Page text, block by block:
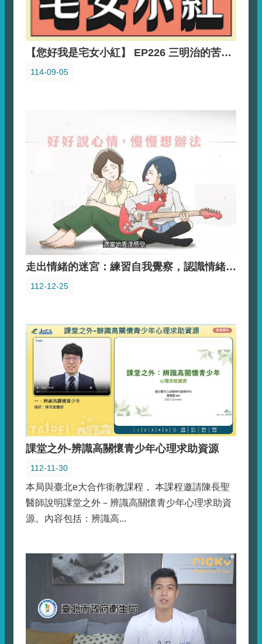
【您好我是宅女小紅】 EP226 三明治的苦誰人知？我懂我都懂，最怕你連自己是個三明治都不知道啊～ft. 廖怡玲臨床心理師
114-09-05
走出情緒的迷宮：練習自我覺察，認識情緒宇宙【資料來源:衛福部】
112-12-25
課堂之外-辨識高關懷青少年心理求助資源
112-11-30
本局與臺北e大合作衛教課程， 本課程邀請陳長聖
醫師說明課堂之外－辨識高關懷青少年心理求助資
源。內容包括：辨識高...